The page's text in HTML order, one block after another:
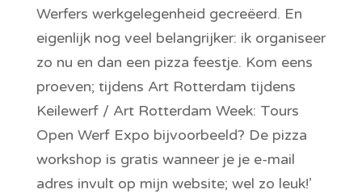
Werfers werkgelegenheid gecreëerd. En
eigenlijk nog veel belangrijker: ik organiseer
zo nu en dan een pizza feestje. Kom eens
proeven; tijdens Art Rotterdam tijdens
Keilewerf / Art Rotterdam Week: Tours
Open Werf Expo bijvoorbeeld? De pizza
workshop is gratis wanneer je je e-mail
adres invult op mijn website; wel zo leuk!’